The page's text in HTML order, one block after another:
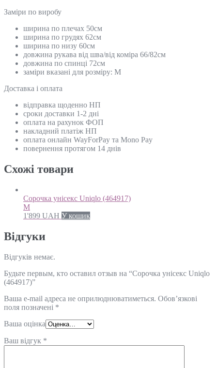
Замiри по виробу
ширина по плечах 50см
ширина по грудях 62см
ширина по низу 60см
довжина рукава від шва/від коміра 66/82см
довжина по спинці 72см
заміри вказані для розміру: М
Доставка і оплата
відправка щоденно НП
сроки доставки 1-2 дні
оплата на рахунок ФОП
накладний платіж НП
оплата онлайн WayForPay та Mono Pay
повернення протягом 14 днів
Схожi товари
Сорочка унісекс Uniqlo (464917)
M
1'899 UAH У кошик
Відгуки
Відгуків немає.
Будьте первым, кто оставил отзыв на “Сорочка унісекс Uniqlo
(464917)”
Ваша e-mail адреса не оприлюднюватиметься. Обов’язкові
поля позначені *
Ваша оцінка
Ваш відгук *